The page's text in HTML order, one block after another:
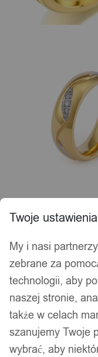
Twoje
My i nasi
zebrane za
technologii, aby
naszej stronie,
także w celach
szanujemy Twoje
wybrać, aby